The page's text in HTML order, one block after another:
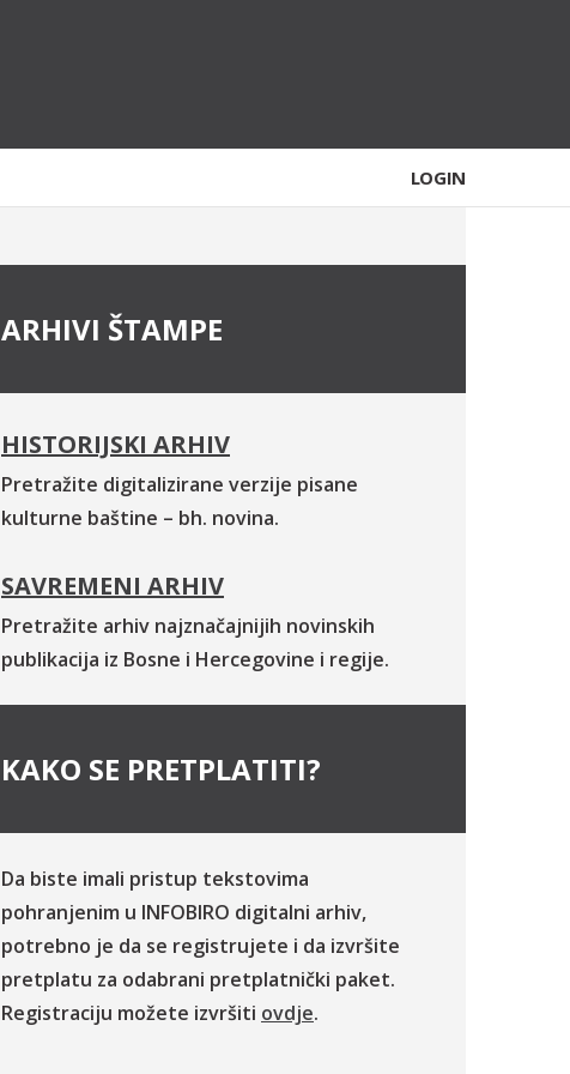
LOGIN
ARHIVI ŠTAMPE
HISTORIJSKI ARHIV
Pretražite digitalizirane verzije pisane
kulturne baštine – bh. novina.
SAVREMENI ARHIV
Pretražite arhiv najznačajnijih novinskih
publikacija iz Bosne i Hercegovine i regije.
KAKO SE PRETPLATITI?
Da biste imali pristup tekstovima
pohranjenim u INFOBIRO digitalni arhiv,
potrebno je da se registrujete i da izvršite
pretplatu za odabrani pretplatnički paket.
Registraciju možete izvršiti ovdje.